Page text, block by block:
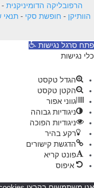
הרפובליקה הדומיניקנית
הוותיקן - חופשת סקי -תנאי
פתח סרגל נגישות
כלי נגישות
הגדל טקסט
הקטן טקסט
גווני אפור
ניגודיות גבוהה
ניגודיות הפוכה
רקע בהיר
הדגשת קישורים
פונט קריא
איפוס